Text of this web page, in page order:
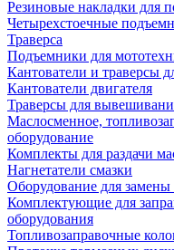
Резиновые накладки для
Четырехстоечные
Траверса
Подъемники для
Кантователи и траверсы
Кантователи двигателя
Траверсы для
Маслосменное,
оборудование
Комплекты для раздачи
Нагнетатели смазки
Оборудование для замены
Комплектующие для
оборудования
Топливозаправочные